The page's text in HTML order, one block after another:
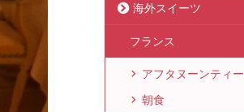
海外スイーツ
フランス
アフタヌーンティー
朝食